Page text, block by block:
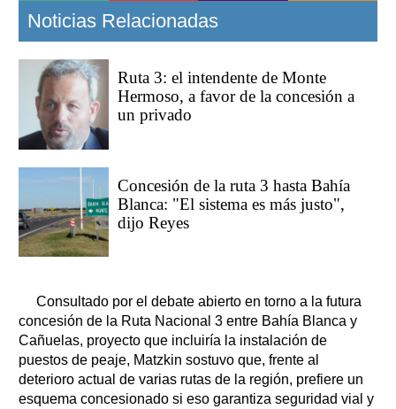
Noticias Relacionadas
Ruta 3: el intendente de Monte
Hermoso, a favor de la concesión a
un privado
Concesión de la ruta 3 hasta Bahía
Blanca: "El sistema es más justo",
dijo Reyes
Consultado por el debate abierto en torno a la futura
concesión de la Ruta Nacional 3 entre Bahía Blanca y
Cañuelas, proyecto que incluiría la instalación de
puestos de peaje, Matzkin sostuvo que, frente al
deterioro actual de varias rutas de la región, prefiere un
esquema concesionado si eso garantiza seguridad vial y